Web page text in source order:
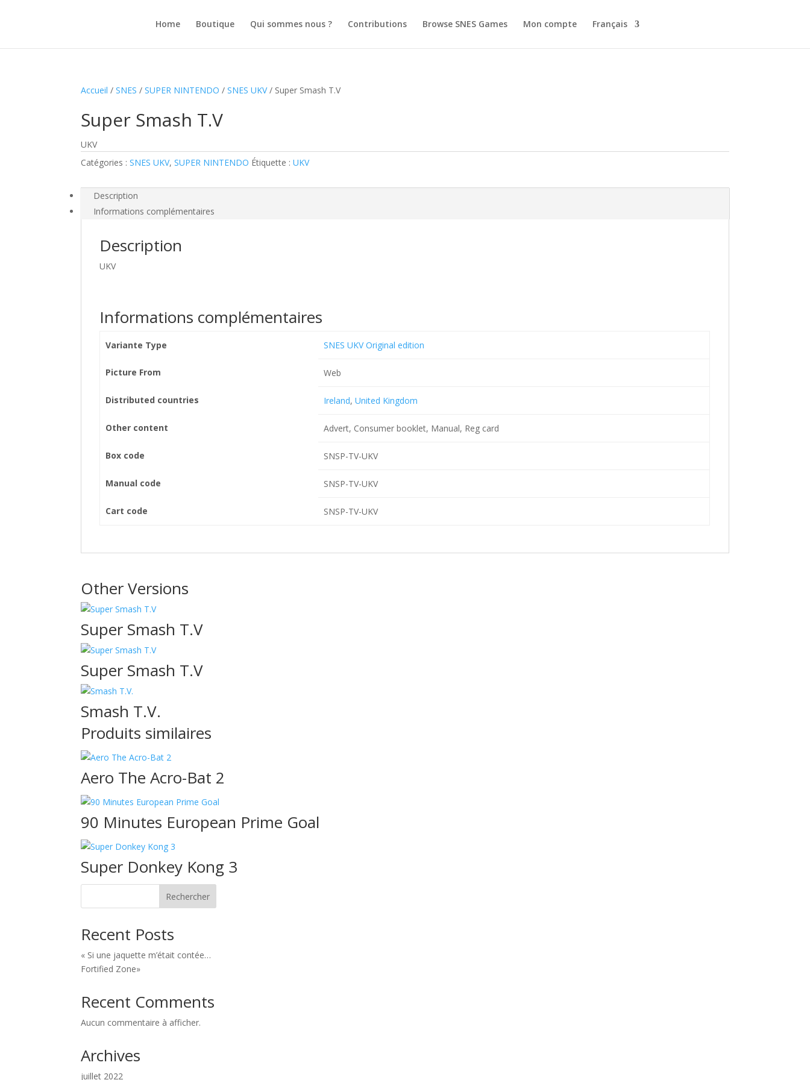
Home Boutique Qui sommes nous ? Contributions Browse SNES Games Mon compte Français
Accueil /SNES /SUPER NINTENDO /SNES UKV/ Super Smash T.V
Super Smash T.V
UKV
Catégories :SNES UKV,SUPER NINTENDO Étiquette :UKV
Description
Informations complémentaires
Description
UKV
Informations complémentaires
Variante Type SNES UKV Original edition
Picture From Web
Distributed countries Ireland, United Kingdom
Other content Advert, Consumer booklet, Manual, Reg card
Box code SNSP-TV-UKV
Manual code SNSP-TV-UKV
Cart code SNSP-TV-UKV
Other Versions
Super Smash T.V
Super Smash T.V
Smash T.V.
Produits similaires
Aero The Acro-Bat 2
90 Minutes European Prime Goal
Super Donkey Kong 3
Rechercher
Recent Posts
« Si une jaquette m’était contée…
Fortified Zone»
Recent Comments
Aucun commentaire à afficher.
Archives
juillet 2022